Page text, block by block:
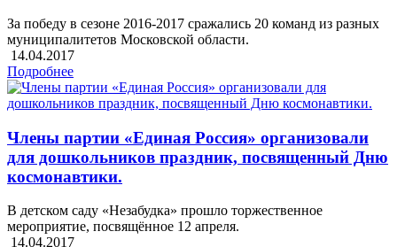
За победу в сезоне 2016-2017 сражались 20 команд из разных
муниципалитетов Московской области.
14.04.2017
Подробнее
Члены партии «Единая Россия» организовали
для дошкольников праздник, посвященный Дню
космонавтики.
В детском саду «Незабудка» прошло торжественное
мероприятие, посвящённое 12 апреля.
14.04.2017